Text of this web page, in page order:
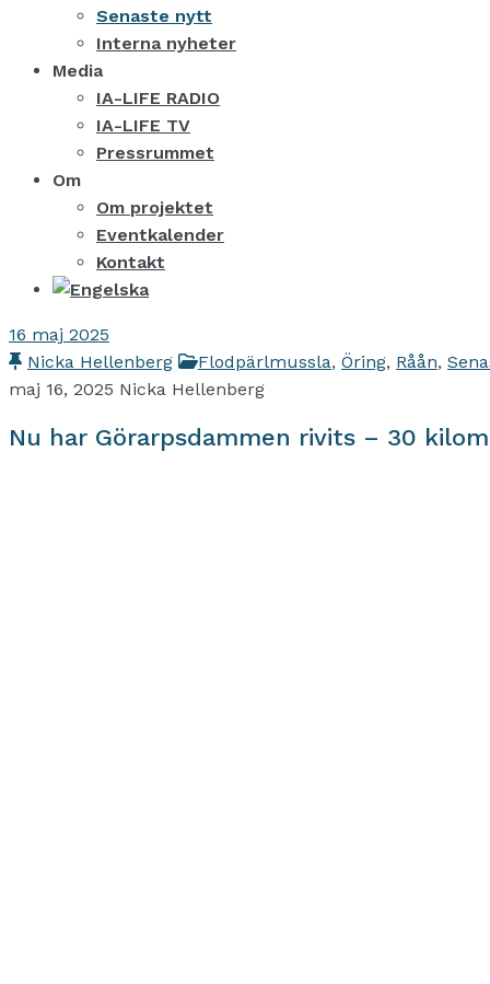
Senaste nytt
Interna nyheter
Media
IA-LIFE RADIO
IA-LIFE TV
Pressrummet
Om
Om projektet
Eventkalender
Kontakt
16 maj 2025
Nicka Hellenberg
Flodpärlmussla, Öring, Råån,
maj 16, 2025 Nicka Hellenberg
Nu har Görarpsdammen rivits – 30